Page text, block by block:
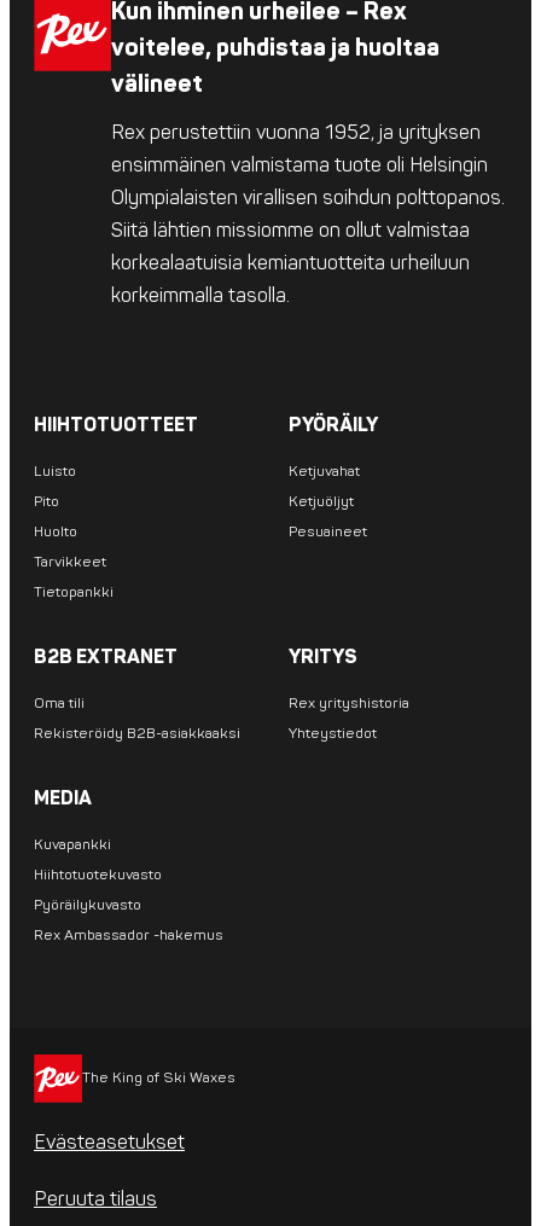
Kun ihminen urheilee – Rex
voitelee, puhdistaa ja huoltaa
välineet
Rex perustettiin vuonna 1952, ja yrityksen
ensimmäinen valmistama tuote oli Helsingin
Olympialaisten virallisen soihdun polttopanos.
Siitä lähtien missiomme on ollut valmistaa
korkealaatuisia kemiantuotteita urheiluun
korkeimmalla tasolla.
HIIHTOTUOTTEET
Luisto
Pito
Huolto
Tarvikkeet
Tietopankki
PYÖRÄILY
Ketjuvahat
Ketjuöljyt
Pesuaineet
B2B EXTRANET
Oma tili
Rekisteröidy B2B-asiakkaaksi
YRITYS
Rex yrityshistoria
Yhteystiedot
MEDIA
Kuvapankki
Hiihtotuotekuvasto
Pyöräilykuvasto
Rex Ambassador -hakemus
The King of Ski Waxes
Evästeasetukset
Peruuta tilaus